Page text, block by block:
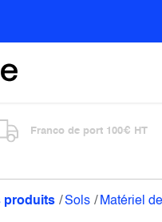
Franco de port 100€ HT
produits Sols Matériel